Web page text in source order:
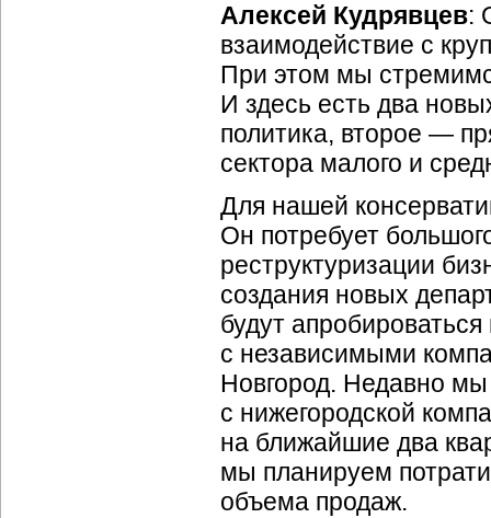
Алексей Кудрявцев:
взаимодействие с
При этом мы
И здесь есть два
политика, второе —
сектора малого и
Для нашей
Он потребует
реструктуризации
создания новых
будут
с независимыми
Новгород. Недавно мы
с нижегородской
на ближайшие два
мы планируем
объема продаж.